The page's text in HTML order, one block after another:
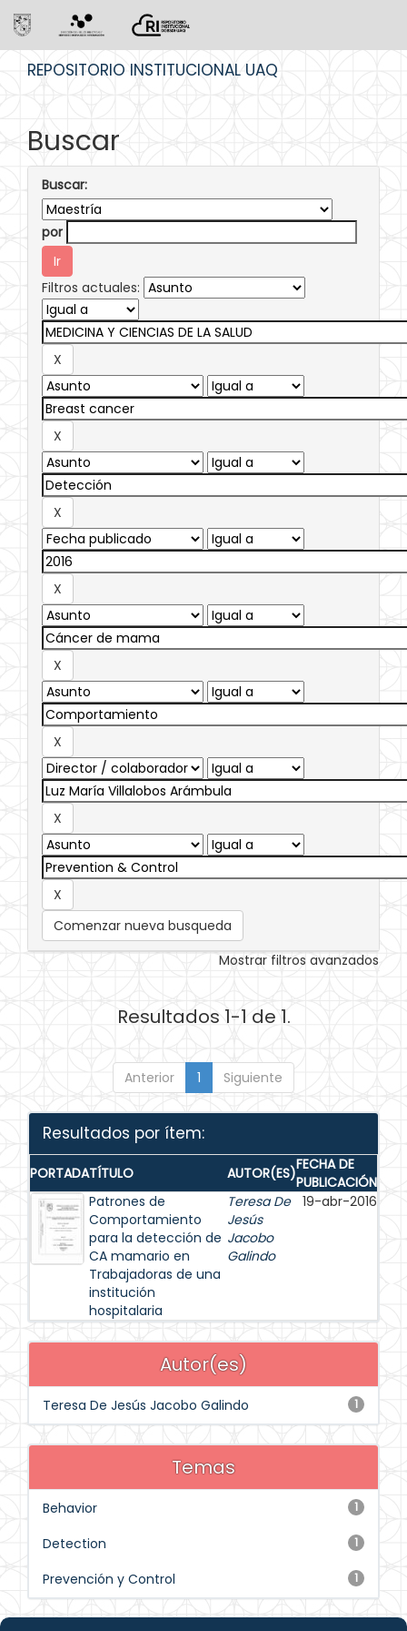
REPOSITORIO INSTITUCIONAL UAQ
Buscar
Buscar:
por
Filtros actuales:
Comenzar nueva busqueda
Mostrar filtros avanzados
Resultados 1-1 de 1.
Anterior 1 Siguiente
Resultados por ítem:
PORTADATÍTULO AUTOR(ES)FECHA DE
PUBLICACIÓN
Patrones de
Comportamiento
para la detección de
CA mamario en
Trabajadoras de una
institución
hospitalaria
Teresa De
Jesús
Jacobo
Galindo
19-abr-2016
Autor(es)
1
Teresa De Jesús Jacobo Galindo
Temas
1
Behavior
1
Detection
1
Prevención y Control